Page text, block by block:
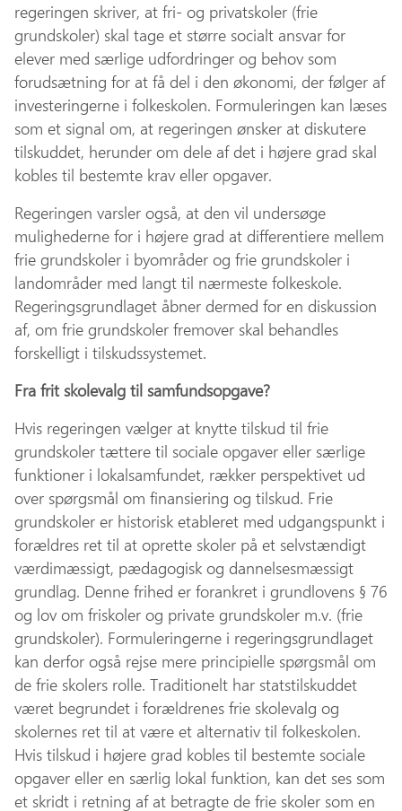
regeringen skriver, at fri- og privatskoler (frie
grundskoler) skal tage et større socialt ansvar for
elever med særlige udfordringer og behov som
forudsætning for at få del i den økonomi, der følger af
investeringerne i folkeskolen. Formuleringen kan læses
som et signal om, at regeringen ønsker at diskutere
tilskuddet, herunder om dele af det i højere grad skal
kobles til bestemte krav eller opgaver.
Regeringen varsler også, at den vil undersøge
mulighederne for i højere grad at differentiere mellem
frie grundskoler i byområder og frie grundskoler i
landområder med langt til nærmeste folkeskole.
Regeringsgrundlaget åbner dermed for en diskussion
af, om frie grundskoler fremover skal behandles
forskelligt i tilskudssystemet.
Fra frit skolevalg til samfundsopgave?
Hvis regeringen vælger at knytte tilskud til frie
grundskoler tættere til sociale opgaver eller særlige
funktioner i lokalsamfundet, rækker perspektivet ud
over spørgsmål om finansiering og tilskud. Frie
grundskoler er historisk etableret med udgangspunkt i
forældres ret til at oprette skoler på et selvstændigt
værdimæssigt, pædagogisk og dannelsesmæssigt
grundlag. Denne frihed er forankret i grundlovens § 76
og lov om friskoler og private grundskoler m.v. (frie
grundskoler). Formuleringerne i regeringsgrundlaget
kan derfor også rejse mere principielle spørgsmål om
de frie skolers rolle. Traditionelt har statstilskuddet
været begrundet i forældrenes frie skolevalg og
skolernes ret til at være et alternativ til folkeskolen.
Hvis tilskud i højere grad kobles til bestemte sociale
opgaver eller en særlig lokal funktion, kan det ses som
et skridt i retning af at betragte de frie skoler som en